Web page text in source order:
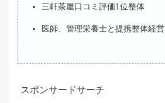
三軒茶屋口コミ評価1位整体
医師、管理栄養士と提携整体経営
スポンサードサーチ